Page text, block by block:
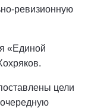
ревизионную
«Единой
цели